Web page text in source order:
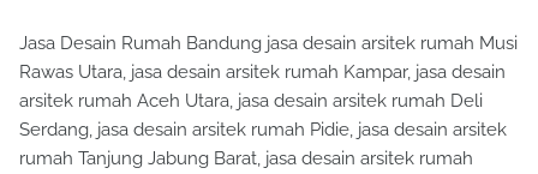
Jasa Desain Rumah Bandung jasa desain arsitek rumah Musi
Rawas Utara, jasa desain arsitek rumah Kampar, jasa desain
arsitek rumah Aceh Utara, jasa desain arsitek rumah Deli
Serdang, jasa desain arsitek rumah Pidie, jasa desain arsitek
rumah Tanjung Jabung Barat, jasa desain arsitek rumah